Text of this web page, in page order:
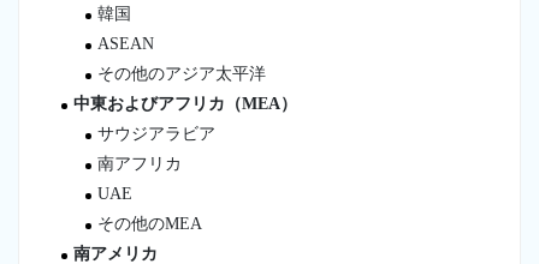
韓国
ASEAN
その他のアジア太平洋
中東およびアフリカ（MEA）
サウジアラビア
南アフリカ
UAE
その他のMEA
南アメリカ